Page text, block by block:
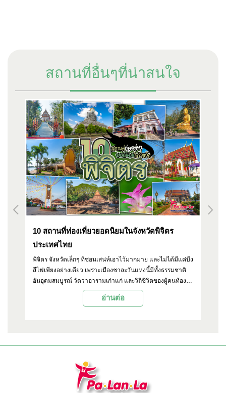
สถานที่อื่นๆที่น่าสนใจ
10 สถานที่ท่องเที่ยวยอดนิยมในจังหวัดพิจิตร
ประเทศไทย
พิจิตร จังหวัดเล็กๆ ที่ซ่อนเสน่ห์เอาไว้มากมาย และไม่ได้มีแค่บึง
สีไฟเพียงอย่างเดียว เพราะเมืองชาละวันแห่งนี้มีทั้งธรรมชาติ
อันอุดมสมบูรณ์ วัดวาอารามเก่าแก่ และวิถีชีวิตของผู้คนท้อง
ถิ่นที่น่าสนใจ บทความนี้ Palanla จะพาไปเปิดมุมมองใหม่กับ
10 สถานที่ท่องเที่ยวยอดนิยมที่ไม่ควรพลาดเมื่อมาเยือนพิจิตร
อ่านต่อ